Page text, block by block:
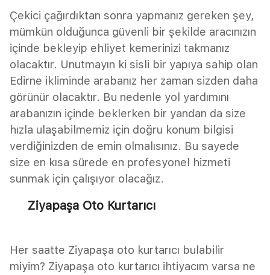
Çekici çağırdıktan sonra yapmanız gereken şey,
mümkün olduğunca güvenli bir şekilde aracınızın
içinde bekleyip ehliyet kemerinizi takmanız
olacaktır. Unutmayın ki sisli bir yapıya sahip olan
Edirne ikliminde arabanız her zaman sizden daha
görünür olacaktır. Bu nedenle yol yardımını
arabanızın içinde beklerken bir yandan da size
hızla ulaşabilmemiz için doğru konum bilgisi
verdiğinizden de emin olmalısınız. Bu sayede
size en kısa sürede en profesyonel hizmeti
sunmak için çalışıyor olacağız.
Ziyapaşa Oto Kurtarıcı
Her saatte Ziyapaşa oto kurtarıcı bulabilir
miyim? Ziyapaşa oto kurtarıcı ihtiyacım varsa ne